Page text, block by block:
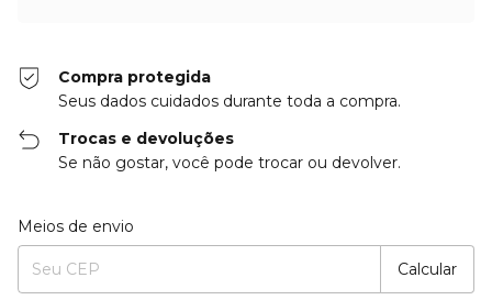
Compra protegida
Seus dados cuidados durante toda a compra.
Trocas e devoluções
Se não gostar, você pode trocar ou devolver.
Entregas para o CEP:
Meios de envio
Calcular